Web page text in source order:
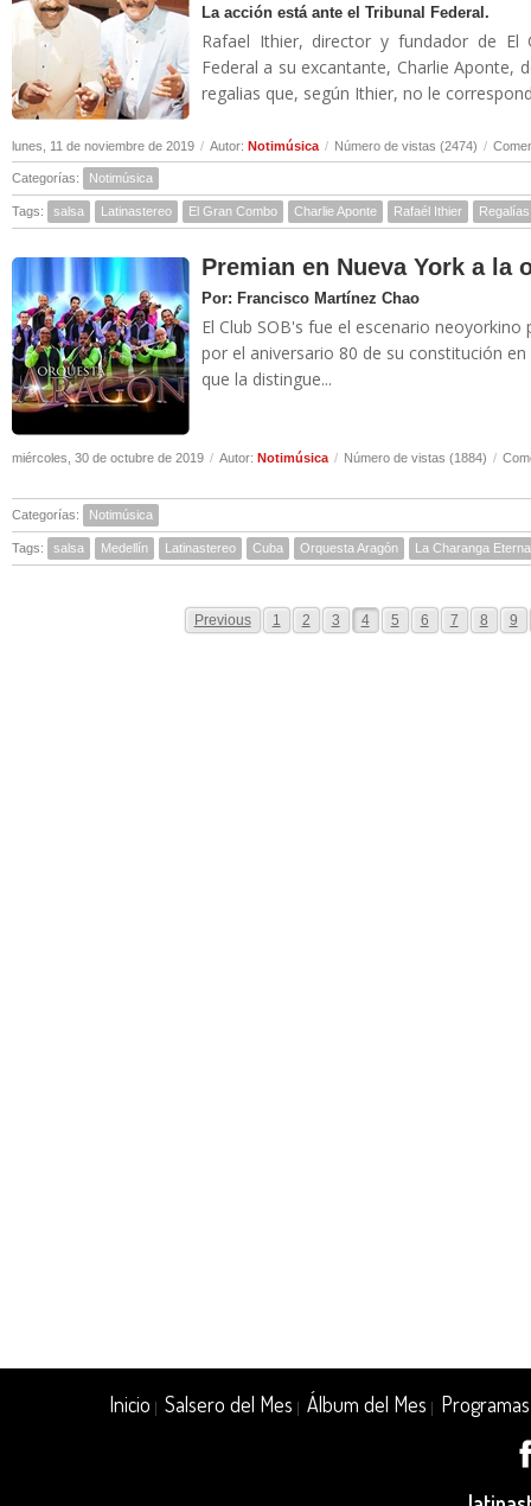
La acción está ante el Tribunal Federal.
Rafael Ithier, director y fundador de El
Federal a su excantante, Charlie Aponte,
regalias que, según Ithier, no le
lunes, 11 de noviembre de 2019 / Autor: Notimúsica / Número de vistas (2474) /
Categorías: Notimúsica
Tags: salsa Latinastereo El Gran Combo Charlie Aponte Rafaél Ithier Regalías
Premian en Nueva York a la
Por: Francisco Martínez Chao
El Club SOB's fue el escenario
por el aniversario 80 de su constitución
que la distingue...
miércoles, 30 de octubre de 2019 / Autor: Notimúsica / Número de vistas (1884) /
Categorías: Notimúsica
Tags: salsa Medellín Latinastereo Cuba Orquesta Aragón La Charanga Eterna
Previous 1 2 3 4 5 6 7 8 9
Inicio |Salsero del Mes |Álbum del Mes Programas